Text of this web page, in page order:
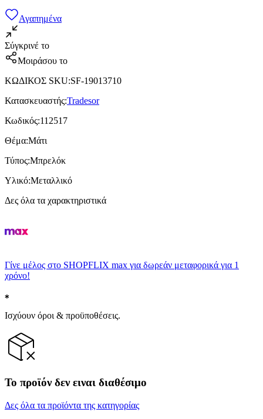
Αγαπημένα
Σύγκρινέ το
Μοιράσου το
ΚΩΔΙΚΟΣ SKU:SF-19013710
Κατασκευαστής:Tradesor
Κωδικός:112517
Θέμα:Μάτι
Τύπος:Μπρελόκ
Υλικό:Μεταλλικό
Δες όλα τα χαρακτηριστικά
Γίνε μέλος στο SHOPFLIX max για δωρεάν μεταφορικά για 1
χρόνο!
Ισχύουν όροι & προϋποθέσεις.
Το προϊόν δεν ειναι διαθέσιμο
Δες όλα τα προϊόντα της κατηγορίας